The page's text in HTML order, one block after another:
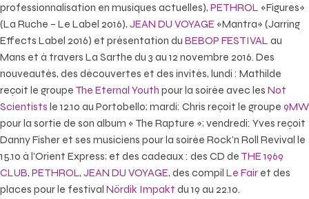
professionnalisation en musiques actuelles), PETHROL «Figures»
(La Ruche – Le Label 2016), JEAN DU VOYAGE «Mantra» (Jarring
Effects Label 2016) et présentation du BEBOP FESTIVAL au
Mans et à travers La Sarthe du 3 au 12 novembre 2016. Des
nouveautés, des découvertes et des invités, lundi : Mathilde
reçoit le groupe The Eternal Youth pour la soirée avec les Not
Scientists le 12.10 au Portobello; mardi: Chris reçoit le groupe 9MW
pour la sortie de son album « The Rapture »; vendredi: Yves reçoit
Danny Fisher et ses musiciens pour la soirée Rock’n Roll Revival le
15.10 à l’Orient Express; et des cadeaux : des CD de THE 1969
CLUB, PETHROL, JEAN DU VOYAGE, des compil Le Fair et des
places pour le festival Nördik Impakt du 19 au 22.10.